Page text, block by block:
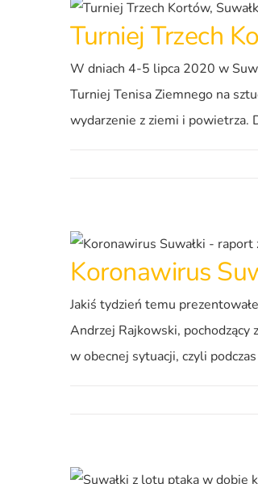
Turniej Trzech
W dniach 4-5 lipca 2020 w
Turniej Tenisa Ziemnego na
wydarzenie z ziemi i powietrza.
Koronawirus
Jakiś tydzień temu
Andrzej Rajkowski, pochodzący
w obecnej sytuacji, czyli